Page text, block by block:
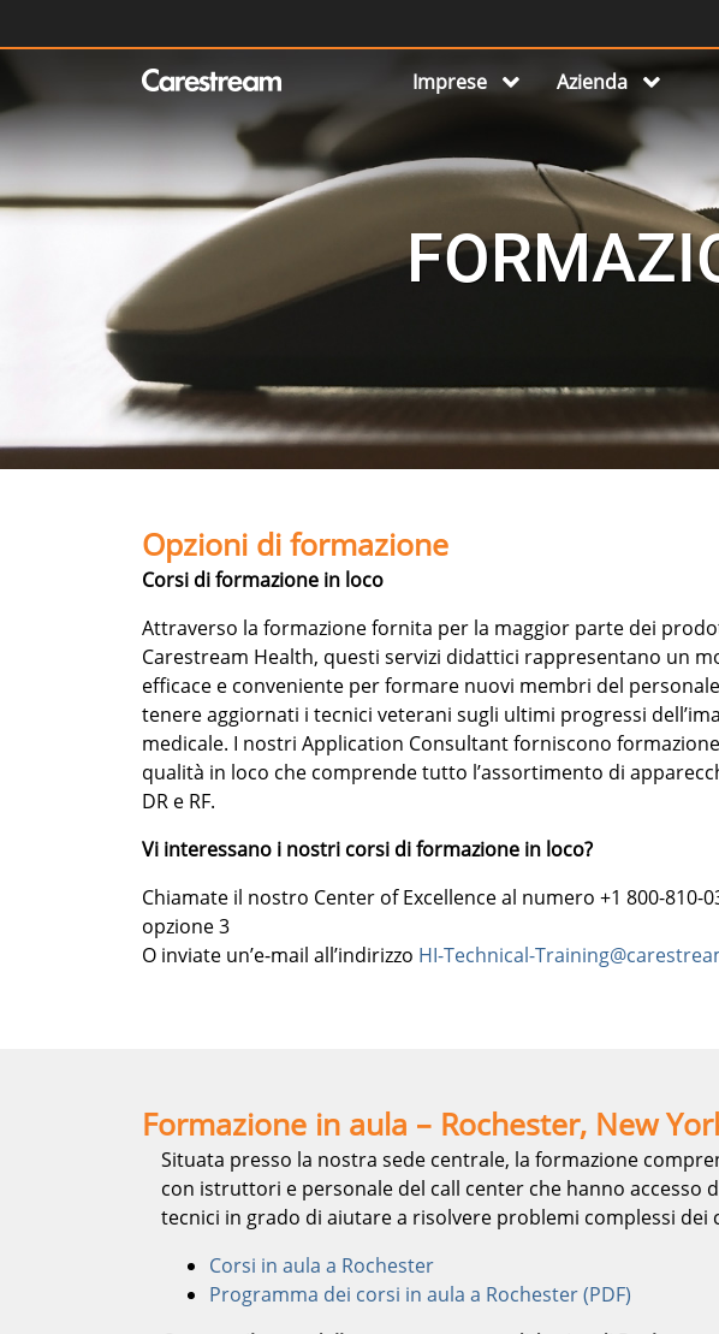
Imprese Azienda
Opzioni di formazione
Corsi di formazione in loco
Attraverso la formazione fornita per la maggior parte dei
Carestream Health, questi servizi didattici rappresentano un
efficace e conveniente per formare nuovi membri del
tenere aggiornati i tecnici veterani sugli ultimi progressi
medicale. I nostri Application Consultant forniscono
qualità in loco che comprende tutto l’assortimento di
DR e RF.
Vi interessano i nostri corsi di formazione in loco?
Chiamate il nostro Center of Excellence al numero +1 800-810-
opzione 3
O inviate un’e-mail all’indirizzo HI-Technical-
Formazione in aula – Rochester, New
Situata presso la nostra sede centrale, la formazione
con istruttori e personale del call center che hanno accesso
tecnici in grado di aiutare a risolvere problemi complessi dei
Corsi in aula a Rochester
Programma dei corsi in aula a Rochester (PDF)